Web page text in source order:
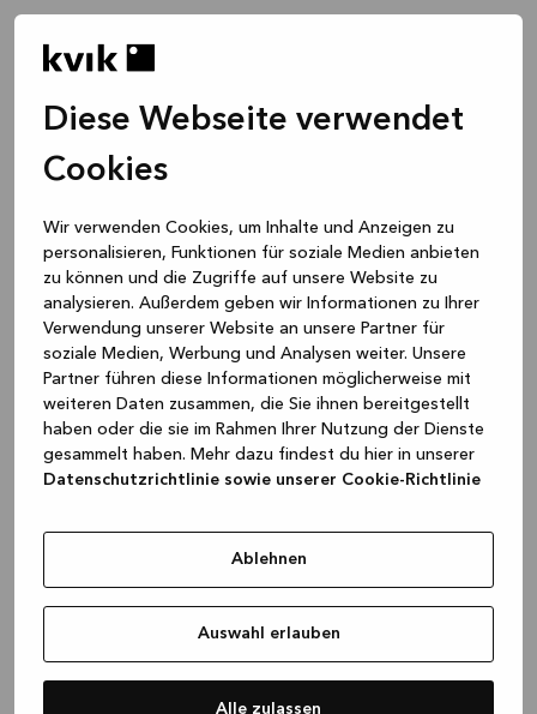
Diese Webseite verwendet
Cookies
Wir verwenden Cookies, um Inhalte und Anzeigen zu
personalisieren, Funktionen für soziale Medien anbieten
zu können und die Zugriffe auf unsere Website zu
analysieren. Außerdem geben wir Informationen zu Ihrer
Verwendung unserer Website an unsere Partner für
soziale Medien, Werbung und Analysen weiter. Unsere
Partner führen diese Informationen möglicherweise mit
weiteren Daten zusammen, die Sie ihnen bereitgestellt
haben oder die sie im Rahmen Ihrer Nutzung der Dienste
gesammelt haben. Mehr dazu findest du hier in unserer
Datenschutzrichtlinie sowie unserer Cookie-Richtlinie
Ablehnen
Auswahl erlauben
Alle zulassen
loadingwww.kvik.de (see the browser console for more
information)